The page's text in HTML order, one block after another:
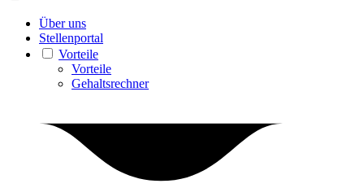
Über uns
Stellenportal
Vorteile
Vorteile
Gehaltsrechner